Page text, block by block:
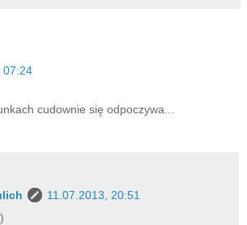
07:24
cudownie się odpoczywa...
11.07.2013, 20:51